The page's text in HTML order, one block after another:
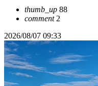
thumb_up 88
comment2
2026/08/07 09:33